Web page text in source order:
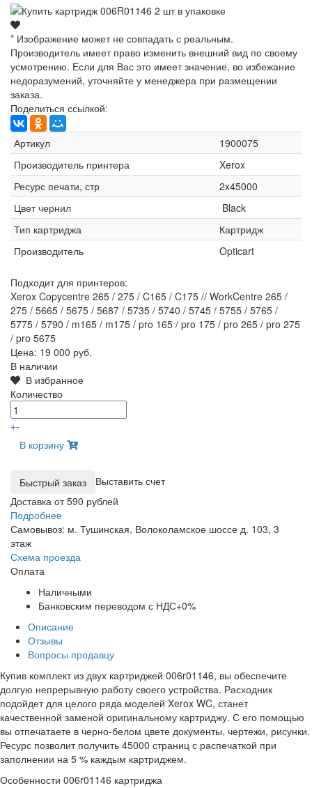
* Изображение может не совпадать с реальным.
Производитель имеет право изменить внешний вид по своему
усмотрению. Если для Вас это имеет значение, во избежание
недоразумений, уточняйте у менеджера при размещении
заказа.
Поделиться ссылкой:
Артикул
1900075
Производитель принтера
Xerox
Ресурс печати, стр
2x45000
Цвет чернил
Black
Тип картриджа
Картридж
Производитель
Opticart
Подходит для принтеров:
Xerox Copycentre 265 / 275 / C165 / C175 // WorkCentre 265 /
275 / 5665 / 5675 / 5687 / 5735 / 5740 / 5745 / 5755 / 5765 /
5775 / 5790 / m165 / m175 / pro 165 / pro 175 / pro 265 / pro 275
/ pro 5675
Цена: 19 000 руб.
В наличии
В избранное
Количество
+-
В корзину
Выставить счет
Доставка от 590 рублей
Подробнее
Самовывоз: м. Тушинская, Волоколамское шоссе д. 103, 3
этаж
Схема проезда
Оплата
Наличными
Банковским переводом с НДС+0%
Описание
Отзывы
Вопросы продавцу
Купив комплект из двух картриджей 006r01146, вы обеспечите
долгую непрерывную работу своего устройства. Расходник
подойдет для целого ряда моделей Xerox WC, станет
качественной заменой оригинальному картриджу. С его помощью
вы отпечатаете в черно-белом цвете документы, чертежи, рисунки.
Ресурс позволит получить 45000 страниц с распечаткой при
заполнении на 5 % каждым картриджем.
Особенности 006r01146 картриджа